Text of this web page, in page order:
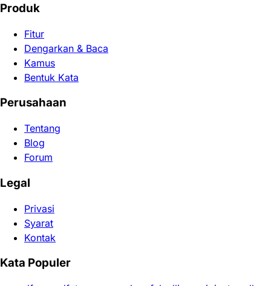
Produk
Fitur
Dengarkan & Baca
Kamus
Bentuk Kata
Perusahaan
Tentang
Blog
Forum
Legal
Privasi
Syarat
Kontak
Kata Populer